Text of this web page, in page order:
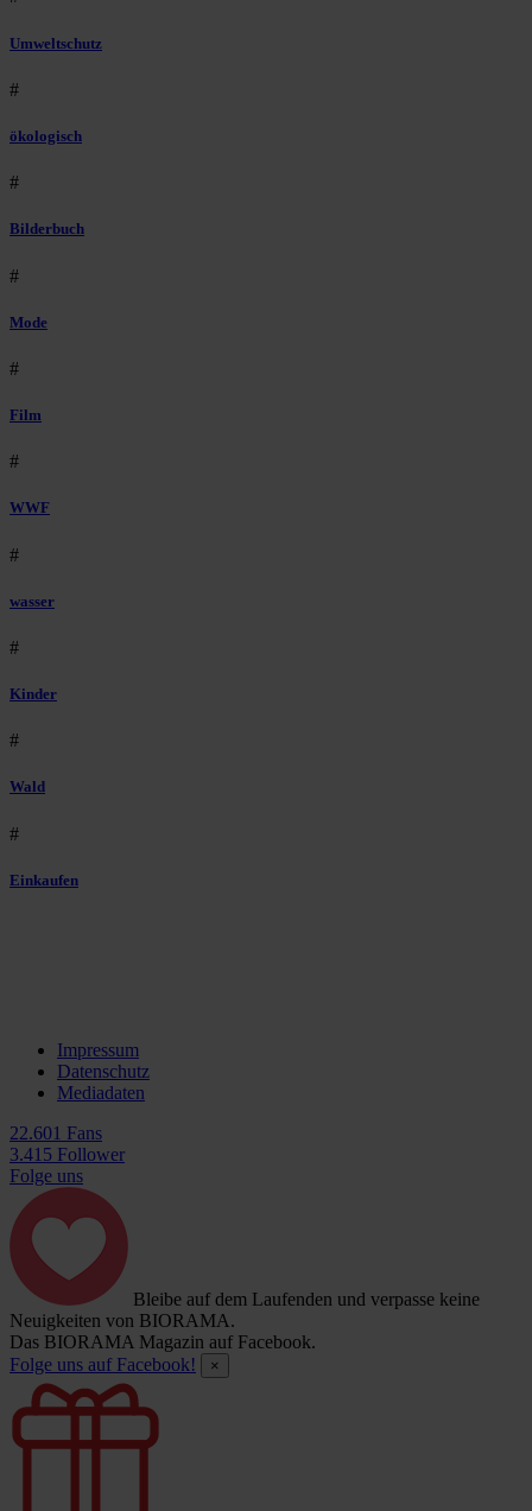
Umweltschutz
#
ökologisch
#
Bilderbuch
#
Mode
#
Film
#
WWF
#
wasser
#
Kinder
#
Wald
#
Einkaufen
Impressum
Datenschutz
Mediadaten
22.601 Fans
3.415 Follower
Folge uns
Bleibe auf dem Laufenden und verpasse keine
Neuigkeiten von BIORAMA.
Das BIORAMA Magazin auf Facebook.
Folge uns auf Facebook!
×